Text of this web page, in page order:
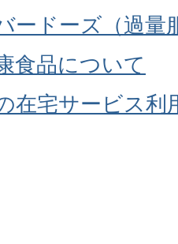
ードーズ（過量
食品について
在宅サービス利